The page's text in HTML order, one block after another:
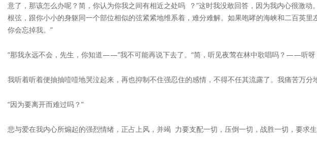
意了，那该怎么办呢？简，你认为你我之间有相近之处吗 ？”这时我没敢回答，因为我内心很激
根弦，跟你小小的身躯同一个部位相似的弦紧紧地维系着，难分难解。如果咆哮的海峡和二百
你会忘掉我。”
“那我永远不会，先生，你知道——”我不可能再说下去了。“简，听见夜莺在林中歌唱吗？——听呀
我听着听着便抽抽噎噎地哭泣起来，再也抑制不住强忍住的感情，不得不任其流露了。我痛苦万
“因为要离开而难过吗？”
悲与爱在我内心所煽起的强烈情绪，正占上风，并竭 力要支配一切，压倒一切，战胜一切，要求